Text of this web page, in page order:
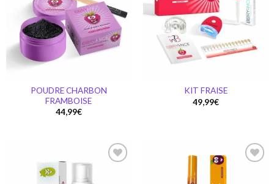
Ajouter
à la
wishlist
POUDRE CHARBON
FRAMBOISE
44,99€
Ajouter
à la
wishlist
KIT FRAISE
49,99€